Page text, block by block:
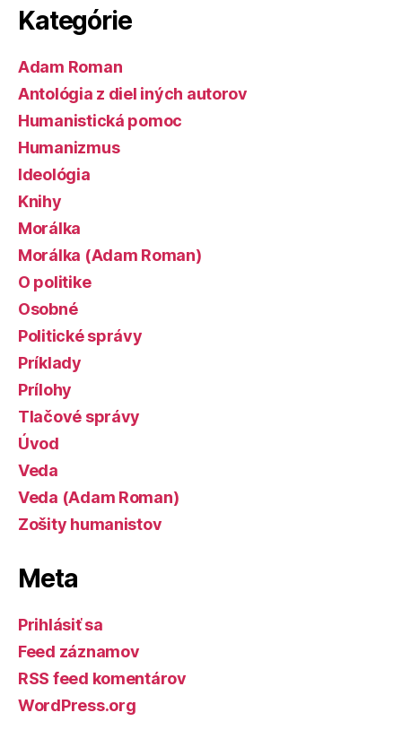
Kategórie
Adam Roman
Antológia z diel iných autorov
Humanistická pomoc
Humanizmus
Ideológia
Knihy
Morálka
Morálka (Adam Roman)
O politike
Osobné
Politické správy
Príklady
Prílohy
Tlačové správy
Úvod
Veda
Veda (Adam Roman)
Zošity humanistov
Meta
Prihlásiť sa
Feed záznamov
RSS feed komentárov
WordPress.org